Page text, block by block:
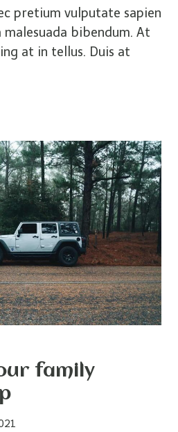
pretium vulputate sapien
bibendum. At
at in tellus. Duis at
family